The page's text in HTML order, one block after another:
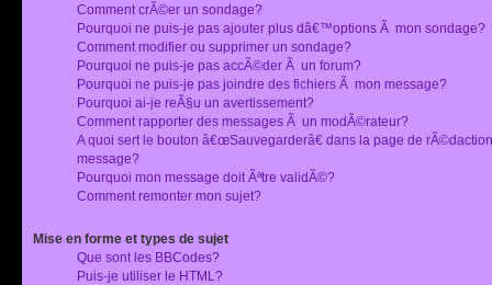
Comment crÃ©er un sondage?
Pourquoi ne puis-je pas ajouter plus dâ€™options Ã mon sondage?
Comment modifier ou supprimer un sondage?
Pourquoi ne puis-je pas accÃ©der Ã un forum?
Pourquoi ne puis-je pas joindre des fichiers Ã mon message?
Pourquoi ai-je reÃ§u un avertissement?
Comment rapporter des messages Ã un modÃ©rateur?
A quoi sert le bouton â€œSauvegarderâ€ dans la page de
message?
Pourquoi mon message doit Ãªtre validÃ©?
Comment remonter mon sujet?
Mise en forme et types de sujet
Que sont les BBCodes?
Puis-je utiliser le HTML?